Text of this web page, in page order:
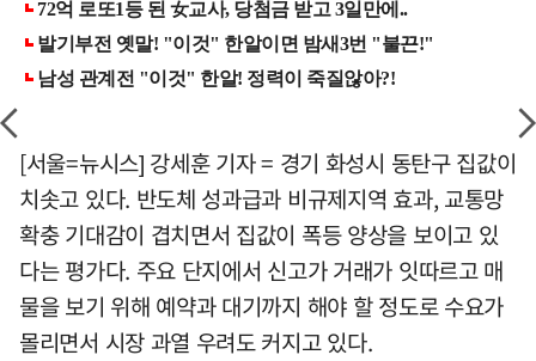
[서울=뉴시스] 강세훈 기자 = 경기 화성시 동탄구 집값이
치솟고 있다. 반도체 성과급과 비규제지역 효과, 교통망
확충 기대감이 겹치면서 집값이 폭등 양상을 보이고 있
다는 평가다. 주요 단지에서 신고가 거래가 잇따르고 매
물을 보기 위해 예약과 대기까지 해야 할 정도로 수요가
몰리면서 시장 과열 우려도 커지고 있다.